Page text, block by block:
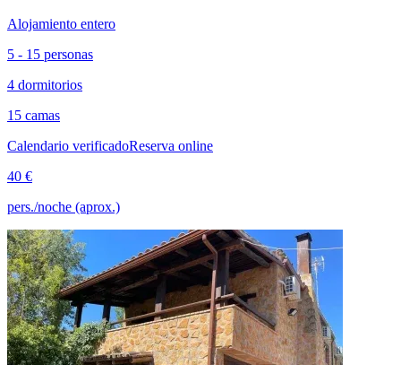
Alojamiento entero
5 - 15 personas
4 dormitorios
15 camas
Calendario verificadoReserva online
40 €
pers./noche (aprox.)